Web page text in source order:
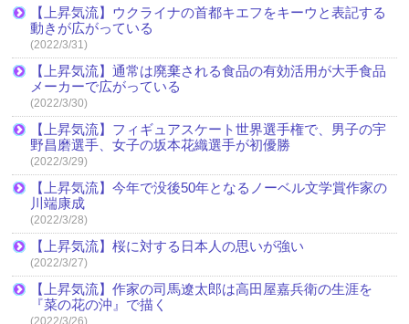
【上昇気流】ウクライナの首都キエフをキーウと表記する
動きが広がっている
(2022/3/31)
【上昇気流】通常は廃棄される食品の有効活用が大手食品
メーカーで広がっている
(2022/3/30)
【上昇気流】フィギュアスケート世界選手権で、男子の宇
野昌磨選手、女子の坂本花織選手が初優勝
(2022/3/29)
【上昇気流】今年で没後50年となるノーベル文学賞作家の
川端康成
(2022/3/28)
【上昇気流】桜に対する日本人の思いが強い
(2022/3/27)
【上昇気流】作家の司馬遼太郎は高田屋嘉兵衛の生涯を
『菜の花の沖』で描く
(2022/3/26)